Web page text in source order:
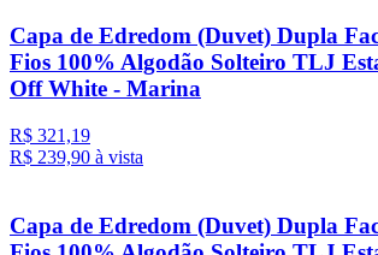
Capa de Edredom (Duvet) Dupla
Fios 100% Algodão Solteiro TLJ
Off White - Marina
R$ 321,19
R$ 239,90 à vista
Capa de Edredom (Duvet) Dupla